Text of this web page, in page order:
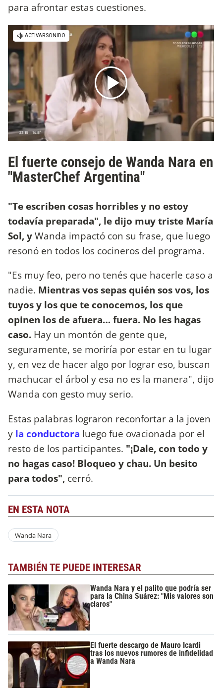
para afrontar estas cuestiones.
El fuerte consejo de Wanda Nara en
"MasterChef Argentina"
"Te escriben cosas horribles y no estoy
todavía preparada", le dijo muy triste María
Sol, yWanda impactó con su frase, que luego
resonó en todos los cocineros del programa.
"Es muy feo, pero no tenés que hacerle caso a
nadie. Mientras vos sepas quién sos vos, los
tuyos y los que te conocemos, los que
opinen los de afuera… fuera. No les hagas
caso. Hay un montón de gente que,
seguramente, se moriría por estar en tu lugar
y, en vez de hacer algo por lograr eso, buscan
machucar el árbol y esa no es la manera", dijo
Wanda con gesto muy serio.
Estas palabras lograron reconfortar a la joven
y la conductora luego fue ovacionada por el
resto de los participantes. "¡Dale, con todo y
no hagas caso! Bloqueo y chau. Un besito
para todos", cerró.
EN ESTA NOTA
Wanda Nara
TAMBIÉN TE PUEDE INTERESAR
Wanda Nara y el palito que podría ser
para la China Suárez: "Mis valores son
claros"
El fuerte descargo de Mauro Icardi
tras los nuevos rumores de infidelidad
a Wanda Nara